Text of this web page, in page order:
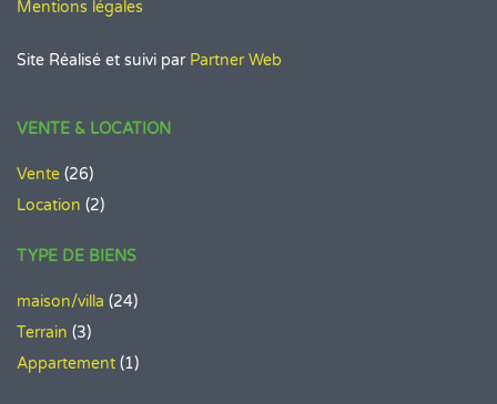
Mentions légales
Site Réalisé et suivi par Partner Web
VENTE & LOCATION
Vente (26)
Location (2)
TYPE DE BIENS
maison/villa (24)
Terrain (3)
Appartement (1)